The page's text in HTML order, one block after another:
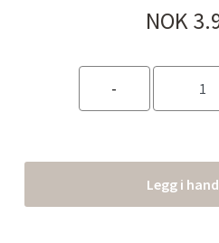
NOK
Legg i